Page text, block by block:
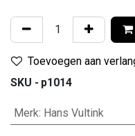
Toevoegen aan
SKU - p1014
Merk: Hans Vultink